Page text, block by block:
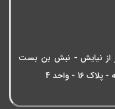
از نیایش - نبش بن بست
- واحد 4